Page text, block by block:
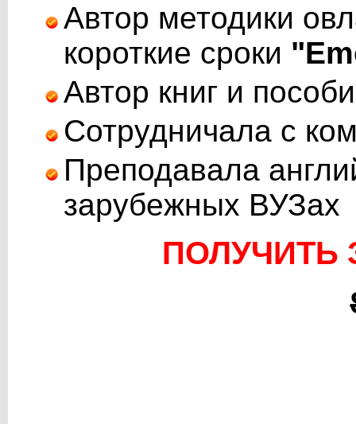
Автор методики
короткие сроки
Автор книг и
Сотрудничала с
Преподавала
зарубежных ВУЗах
ПОЛУЧИТЬ